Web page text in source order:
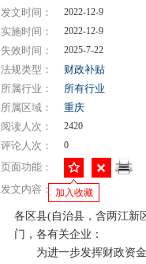
发文时间：
2022-12-9
实施时间： 2022-12-9
失效时间： 2025-7-22
法规类型：
财政补贴
所属行业：
所有行业
所属区域：
重庆
阅读人次：
2420
评论人次： 0
页面功能：
加入收藏
发文内容：
各区县(自治县，含两江新
门，各有关企业：
为进一步发挥财政资金